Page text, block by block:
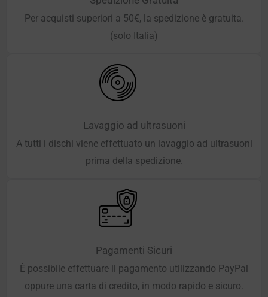
Per acquisti superiori a 50€, la spedizione è gratuita.
(solo Italia)
Lavaggio ad ultrasuoni
A tutti i dischi viene effettuato un lavaggio ad ultrasuoni
prima della spedizione.
Pagamenti Sicuri
È possibile effettuare il pagamento utilizzando PayPal
oppure una carta di credito, in modo rapido e sicuro.